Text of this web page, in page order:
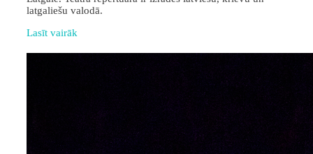
latgaliešu valodā.
Lasīt vairāk